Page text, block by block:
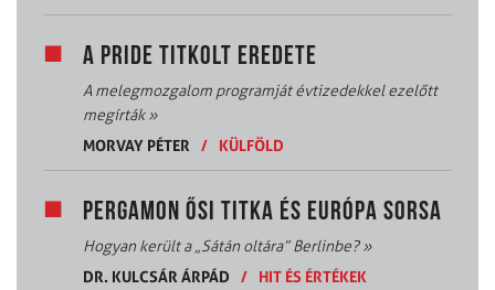
A PRIDE TITKOLT EREDETE
A melegmozgalom programját évtizedekkel ezelőtt
megírták»
MORVAY PÉTER
/ KÜLFÖLD
PERGAMON ŐSI TITKA ÉS EURÓPA SORSA
Hogyan került a „Sátán oltára” Berlinbe?»
DR. KULCSÁR ÁRPÁD
/ HIT ÉS ÉRTÉKEK